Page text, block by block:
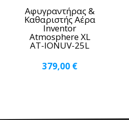
Αφυγραντήρας &
Καθαριστής Αέρα
Inventor
Atmosphere XL
AT-IONUV-25L
379,00 €